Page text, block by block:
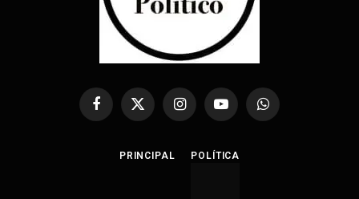
Facebook
X
InstagramYouTubeWhatsApp
PRINCIPAL POLÍTICA